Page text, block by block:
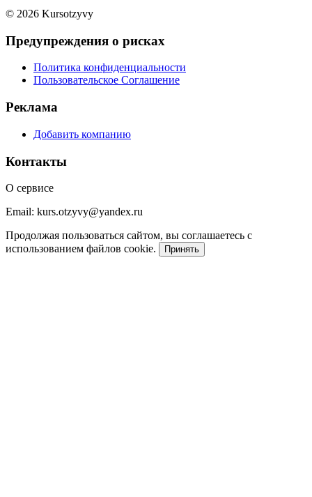
© 2026 Kursotzyvy
Предупреждения о рисках
Политика конфиденциальности
Пользовательское Соглашение
Реклама
Добавить компанию
Контакты
О сервисе
Email: kurs.otzyvy@yandex.ru
Продолжая пользоваться сайтом, вы соглашаетесь с
использованием файлов cookie.
Принять